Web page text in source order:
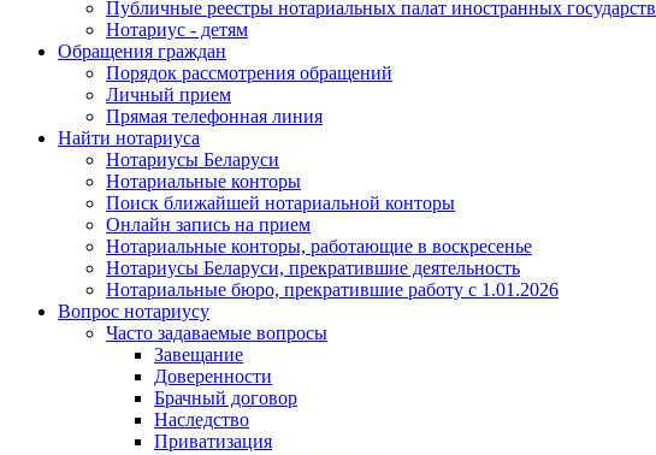
Публичные реестры нотариальных палат иностранных государств
Нотариус - детям
Обращения граждан
Порядок рассмотрения обращений
Личный прием
Прямая телефонная линия
Найти нотариуса
Нотариусы Беларуси
Нотариальные конторы
Поиск ближайшей нотариальной конторы
Онлайн запись на прием
Нотариальные конторы, работающие в воскресенье
Нотариусы Беларуси, прекратившие деятельность
Нотариальные бюро, прекратившие работу с 1.01.2026
Вопрос нотариусу
Часто задаваемые вопросы
Завещание
Доверенности
Брачный договор
Наследство
Приватизация